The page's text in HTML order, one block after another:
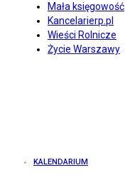
Mała księgowość
Kancelarierp.pl
Wieści Rolnicze
Życie Warszawy
KALENDARIUM